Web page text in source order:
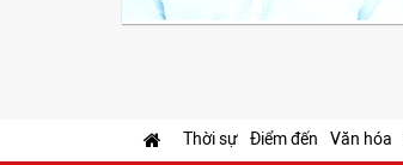
Thời sự Điểm đến Văn hóa